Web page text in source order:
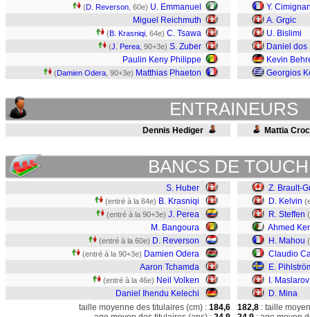
(D. Reverson , 60e) U. Emmanuel
Miguel Reichmuth
(B. Krasniqi , 64e) C. Tsawa
(J. Perea , 90+3e) S. Zuber
Paulin Keny Philippe
(Damien Odera , 90+3e) Matthias Phaeton
Y.
A. Grgic
U. Bislimi
Daniel dos
Kevin
Georgios
ENTRAINEURS
Dennis Hediger Mattia
BANCS DE
S. Huber
(entré à la 64e) B. Krasniqi
(entré à la 90+3e) J. Perea
M. Bangoura
(entré à la 60e) D. Reverson
(entré à la 90+3e) Damien Odera
Aaron Tchamda
(entré à la 46e) Neil Volken
Daniel Ihendu Kelechi
Z. Brault-
D. Kelvin
R. Steffen
Ahmed
H. Mahou
Claudio
E.
I. Maslarov
D. Mina
taille moyenne des titulaires (cm) : 184,6
182,8 : taille